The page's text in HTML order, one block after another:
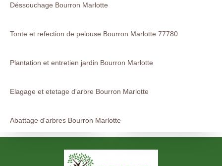
Déssouchage Bourron Marlotte
Tonte et refection de pelouse Bourron Marlotte 77780
Plantation et entretien jardin Bourron Marlotte
Elagage et etetage d'arbre Bourron Marlotte
Abattage d'arbres Bourron Marlotte